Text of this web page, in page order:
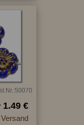
1.49 €
Versand